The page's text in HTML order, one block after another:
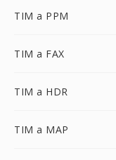
TIM a PPM
TIM a FAX
TIM a HDR
TIM a MAP